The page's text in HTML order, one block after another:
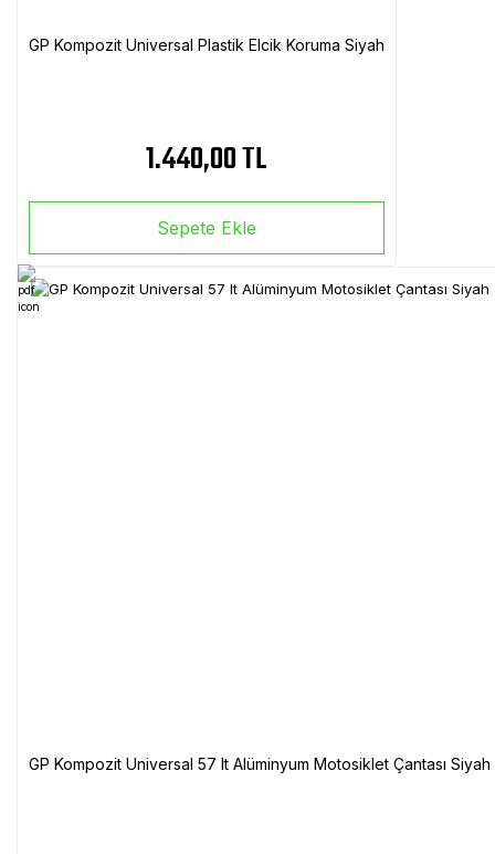
GP Kompozit Universal Plastik Elcik Koruma Siyah
1.440,00 TL
Sepete Ekle
GP Kompozit Universal 57 lt Alüminyum Motosiklet Çantası Siyah